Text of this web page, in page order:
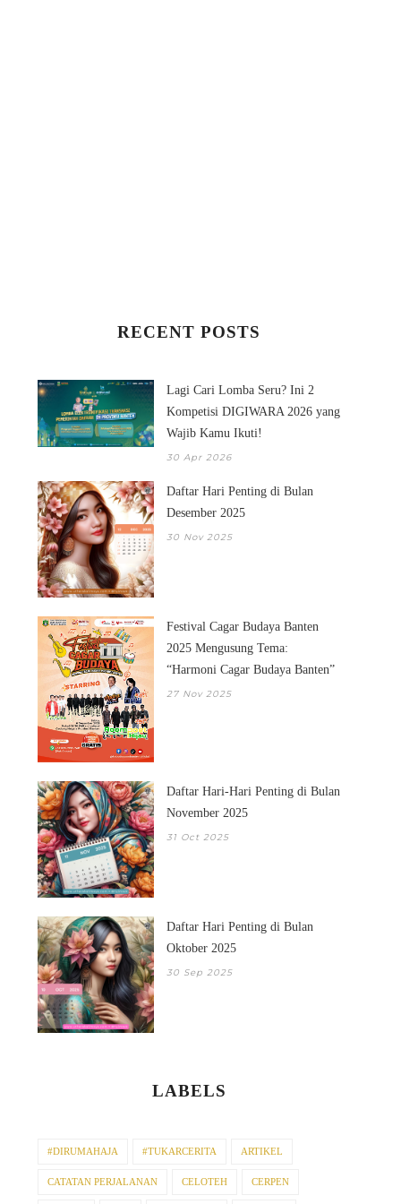
RECENT POSTS
Lagi Cari Lomba Seru? Ini 2
Kompetisi DIGIWARA 2026 yang
Wajib Kamu Ikuti!
30 Apr 2026
Daftar Hari Penting di Bulan
Desember 2025
30 Nov 2025
Festival Cagar Budaya Banten
2025 Mengusung Tema:
“Harmoni Cagar Budaya Banten”
27 Nov 2025
Daftar Hari-Hari Penting di Bulan
November 2025
31 Oct 2025
Daftar Hari Penting di Bulan
Oktober 2025
30 Sep 2025
LABELS
#DIRUMAHAJA #TUKARCERITA ARTIKEL
CATATAN PERJALANAN CELOTEH CERPEN